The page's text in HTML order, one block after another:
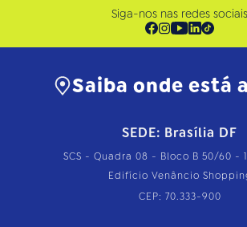
Siga-nos nas redes sociais
Saiba onde está
SEDE: Brasília DF
SCS - Quadra 08 - Bloco B 50/60 -
Edifício Venâncio
CEP: 70.333-900